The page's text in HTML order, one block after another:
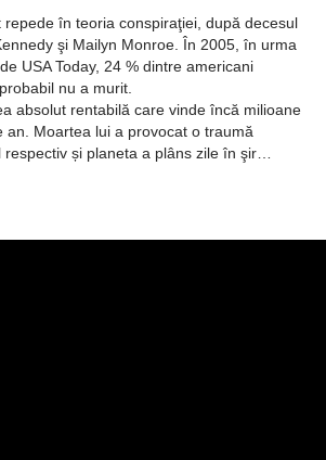
repede în teoria conspiraţiei, după decesul
şi Mailyn Monroe. În 2005, în urma
USA Today, 24 % dintre americani
nu a murit.
absolut rentabilă care vinde încă milioane
an. Moartea lui a provocat o traumă
respectiv și planeta a plâns zile în şir…